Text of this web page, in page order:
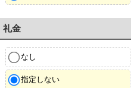
礼金
なし
指定しない